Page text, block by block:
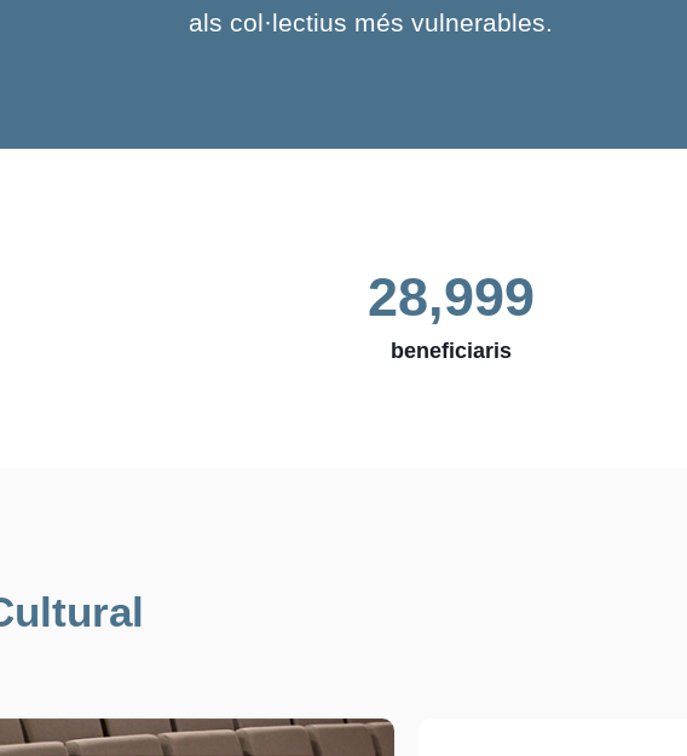
als col·lectius més vulnerables.
beneficiaris
28,999